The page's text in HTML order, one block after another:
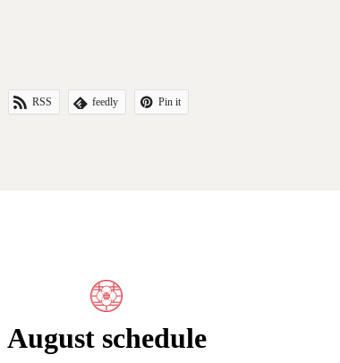
RSS feedly Pin it
August schedule